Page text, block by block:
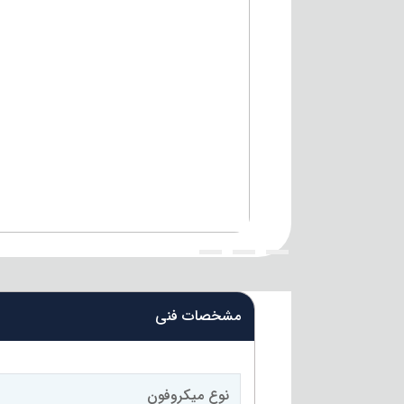
{title}
{title}
{title}
مشخصات فنی
نوع میکروفون